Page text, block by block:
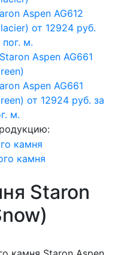
Aspen AG612
от 12924 руб.
пог. м.
Aspen AG661
от 12924 руб. за
м.
камня
камня
Staron